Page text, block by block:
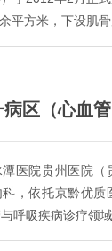
平方米，下设肌骨
区（心血管
医院贵州医院（
，依托京黔优质
呼吸疾病诊疗领